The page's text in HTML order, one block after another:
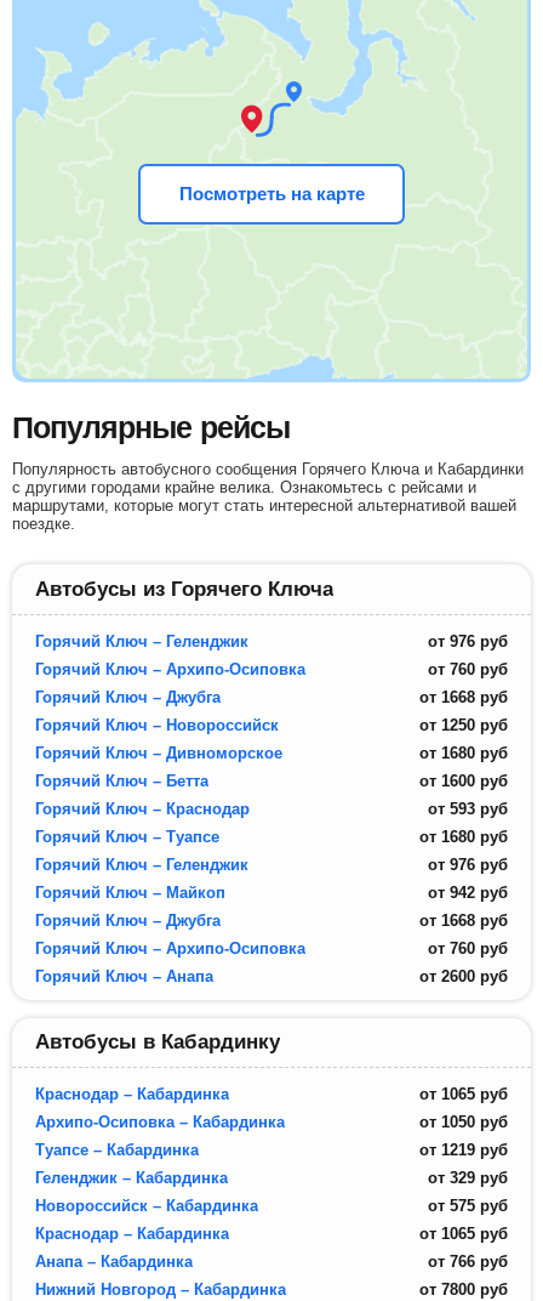
Посмотреть на карте
Популярные рейсы
Популярность автобусного сообщения Горячего Ключа и Кабардинки
с другими городами крайне велика. Ознакомьтесь с рейсами и
маршрутами, которые могут стать интересной альтернативой вашей
поездке.
Автобусы из Горячего Ключа
Горячий Ключ – Геленджик от 976 руб
Горячий Ключ – Архипо-Осиповка
от 760 руб
Горячий Ключ – Джубга
от 1668 руб
Горячий Ключ – Новороссийск
от 1250 руб
Горячий Ключ – Дивноморское
от 1680 руб
Горячий Ключ – Бетта
от 1600 руб
Горячий Ключ – Краснодар
от 593 руб
Горячий Ключ – Туапсе
от 1680 руб
Горячий Ключ – Геленджик
от 976 руб
Горячий Ключ – Майкоп
от 942 руб
Горячий Ключ – Джубга
от 1668 руб
Горячий Ключ – Архипо-Осиповка
от 760 руб
Горячий Ключ – Анапа
от 2600 руб
Автобусы в Кабардинку
Краснодар – Кабардинка от 1065 руб
Архипо-Осиповка – Кабардинка
от 1050 руб
Туапсе – Кабардинка
от 1219 руб
Геленджик – Кабардинка
от 329 руб
Новороссийск – Кабардинка
от 575 руб
Краснодар – Кабардинка
от 1065 руб
Анапа – Кабардинка
от 766 руб
Нижний Новгород – Кабардинка
от 7800 руб